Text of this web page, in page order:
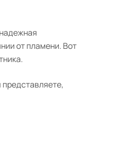
от пламени. Вот